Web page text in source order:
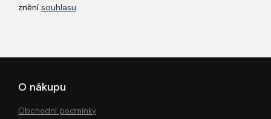
znění souhlasu.
O nákupu
Obchodní podmínky